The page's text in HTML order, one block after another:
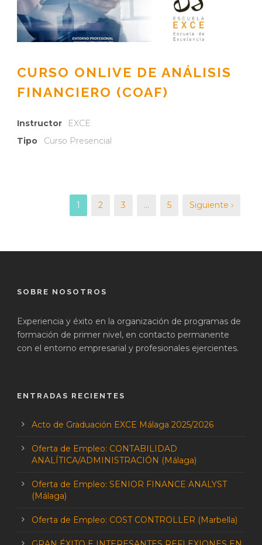
CURSO ONLIVE DE ANÁLISIS
FINANCIERO (COAF)
Instructor
EXCE
Tipo
Curso Presencial
1 2 3 … 5 Siguiente ›
SOBRE NOSOTROS
Experiencia y éxito en la organización de programas de
formación de primer nivel, en contacto permanente
con el entorno empresarial y profesionales ejercientes.
ENTRADAS RECIENTES
Acto de Graduación EXCE Málaga 2025/2026
Oferta de Empleo: CONTABILIDAD
ANALÍTICA/ADMINISTRACIÓN (Málaga)
Oferta de Empleo: SENIOR FINANCE ANALYST
(Málaga)
Oferta de Empleo: COST CONTROLLER (Marbella)